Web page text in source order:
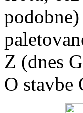
Z (dnes
O stavbe